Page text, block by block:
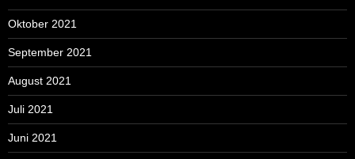
Oktober 2021
September 2021
August 2021
Juli 2021
Juni 2021